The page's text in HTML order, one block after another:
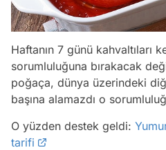
Haftanın 7 günü kahvaltıları
sorumluluğuna bırakacak
poğaça, dünya üzerindeki
başına alamazdı o
O yüzden destek geldi:
tarifi